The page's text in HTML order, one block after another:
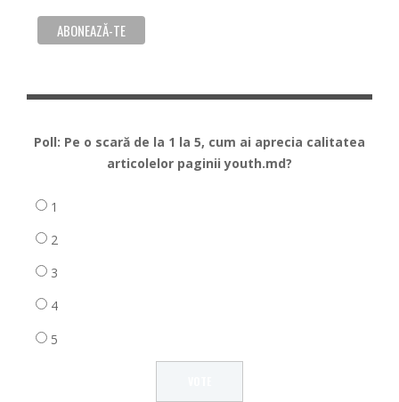
Poll: Pe o scară de la 1 la 5, cum ai aprecia calitatea
articolelor paginii youth.md?
1
2
3
4
5